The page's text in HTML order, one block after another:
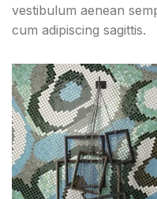
vestibulum aenean
cum adipiscing sagittis.